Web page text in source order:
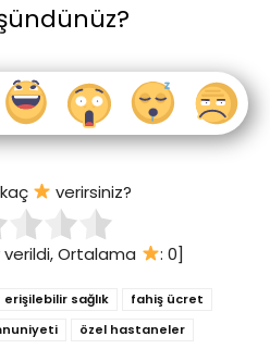
verirsiniz?
verildi, Ortalama : 0]
erişilebilir sağlık
fahiş ücret
özel hastaneler